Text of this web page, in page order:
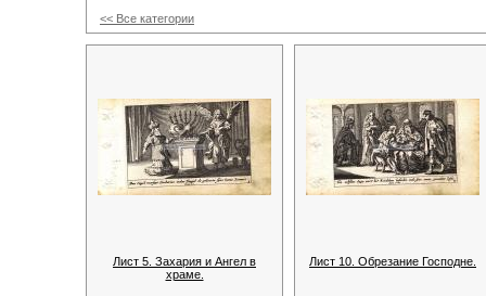
<< Все категории
Лист 5. Захария и Ангел в
храме.
Лист 10. Обрезание Господне.